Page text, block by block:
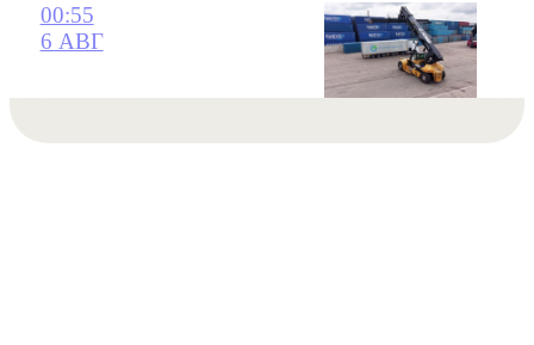
00:55
6 АВГ